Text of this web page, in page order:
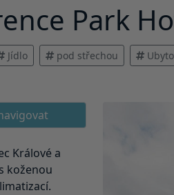
Park
Jídlo pod střechou
Králové a
koženou